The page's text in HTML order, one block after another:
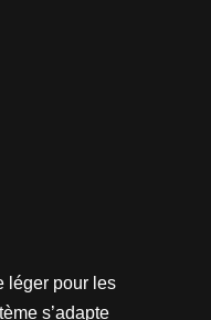
léger pour les
s’adapte